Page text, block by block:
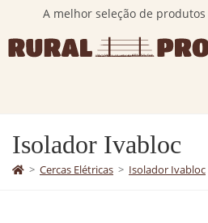
A melhor seleção de
Isolador Ivabloc
> Cercas Elétricas > Isolador Ivabloc